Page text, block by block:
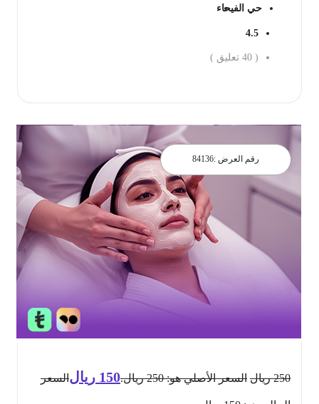
حي الفيحاء
4.5
40 تعليق )
رقم العرض : 84136
ريال السعر الأصلي هو: 250 ريال. 150 ريالالسعر